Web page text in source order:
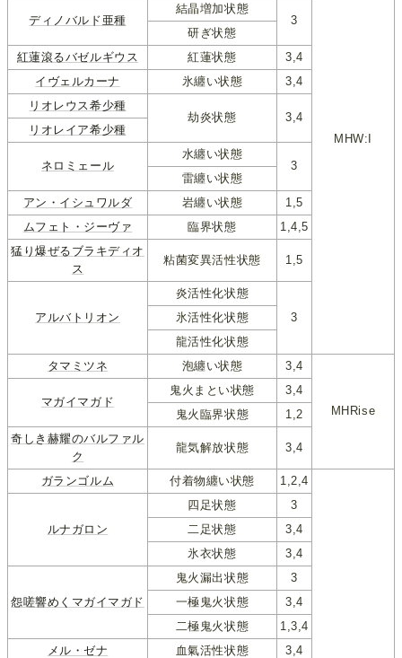
MHW:I
ディノバルド亜種
結晶増加状態
3
研ぎ状態
紅蓮滾るバゼルギウス
紅蓮状態
3,4
イヴェルカーナ
氷纏い状態
3,4
リオレウス希少種
劫炎状態
3,4
リオレイア希少種
ネロミェール
水纏い状態
3
雷纏い状態
アン・イシュワルダ
岩纏い状態
1,5
ムフェト・ジーヴァ
臨界状態
1,4,5
猛り爆ぜるブラキディオ
ス
粘菌変異活性状態 1,5
アルバトリオン
炎活性化状態
3
氷活性化状態
龍活性化状態
タマミツネ
泡纏い状態 3,4
MHRise
マガイマガド
鬼火まとい状態
3,4
鬼火臨界状態
1,2
奇しき赫耀のバルファル
ク
龍気解放状態 3,4
ガランゴルム 付着物纏い状態 1,2,4
ルナガロン
四足状態
3
二足状態
3,4
氷衣状態
3,4
怨嗟響めくマガイマガド
鬼火漏出状態
3
一極鬼火状態
3,4
二極鬼火状態
1,3,4
メル・ゼナ
血氣活性状態 3,4